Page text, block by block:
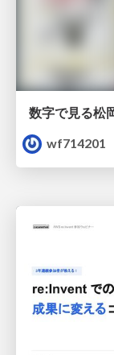
数字で見る松
wf714201